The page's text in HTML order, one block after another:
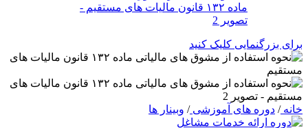
برای بزرگنمایی کلیک کنید
خانه/ دوره های آموزشی/ وبینار ها